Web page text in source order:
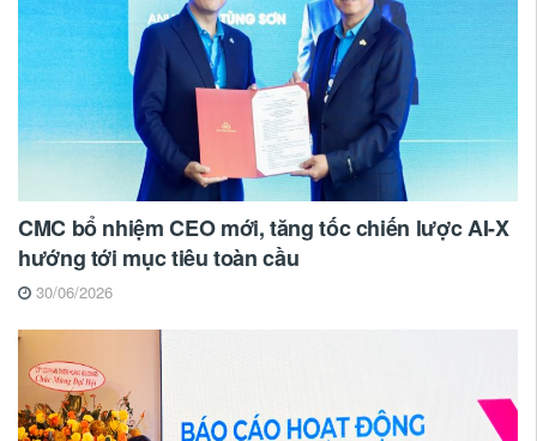
CMC bổ nhiệm CEO mới, tăng tốc chiến lược AI-X
hướng tới mục tiêu toàn cầu
30/06/2026